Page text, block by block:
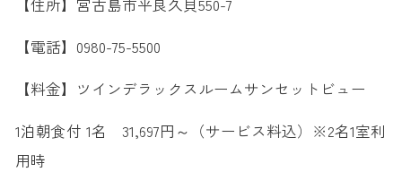
【住所】宮古島市平良久貝550-7
【電話】0980-75-5500
【料金】ツインデラックスルームサンセットビュー
1泊朝食付 1名 31,697円～（サービス料込）※2名1室利
用時